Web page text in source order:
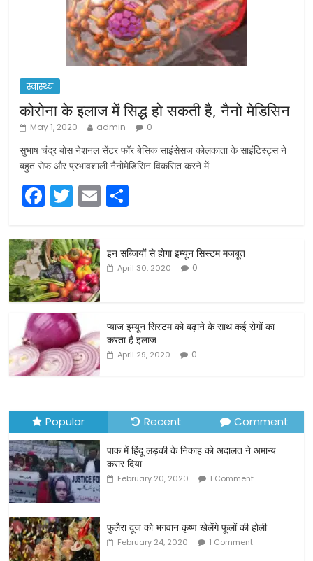
स्वास्थ्य
कोरोना के इलाज में सिद्ध हो सकती है, नैनो मेडिसिन
May 1, 2020 admin 0
सुभाष चंद्र बोस नेशनल सेंटर फॉर बेसिक साइंसेसज कोलकाता के साइंटिस्ट्स ने
बहुत सेफ और प्रभावशाली नैनोमेडिसिन विकसित करने में
F
a
c
e
b
o
o
k
T
w
itt
er
E
m
ar
e
इन सब्जियों से होगा इम्यून सिस्टम मजबूत
April 30, 2020 0
प्याज इम्यून सिस्टम को बढ़ाने के साथ कई रोगों का
करता है इलाज
April 29, 2020 0
Popular Recent Comment
पाक में हिंदू लड़की के निकाह को अदालत ने अमान्य
करार दिया
February 20, 2020 1 Comment
फुलैरा दूज को भगवान कृष्ण खेलेंगे फूलों की होली
February 24, 2020 1 Comment